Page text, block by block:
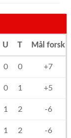
U T Mål forsk
0 0 +7
0 1 +5
1 2 -6
1 2 -6